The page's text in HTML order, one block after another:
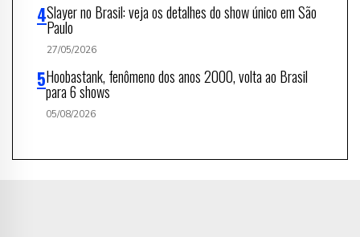
Slayer no Brasil: veja os detalhes do show único em São
Paulo
27/05/2026
Hoobastank, fenômeno dos anos 2000, volta ao Brasil
para 6 shows
05/08/2026